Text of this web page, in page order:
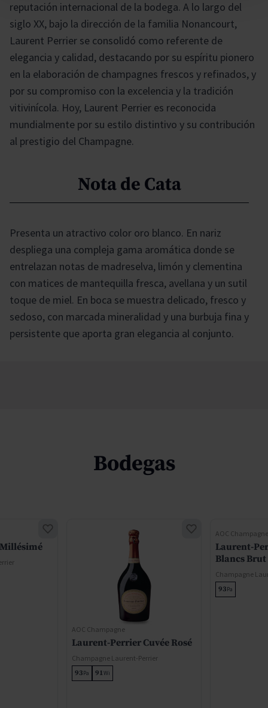
reputación internacional de la bodega. A lo largo del
siglo XX, bajo la dirección de la familia Nonancourt,
Laurent Perrier se consolidó como referente de
elegancia y calidad, destacando por su espíritu pionero
en la elaboración de champagnes frescos y refinados, y
por su compromiso con la excelencia y la tradición
vitivinícola. Hoy, Laurent Perrier es reconocida
mundialmente por su estilo distintivo y su contribución
al prestigio del Champagne.
Nota de Cata
Presenta un atractivo color oro blanco. En nariz
despliega una compleja gama aromática donde se
entrelazan notas de madreselva, limón y clementina
con matices de mantequilla fresca, avellana y un sutil
toque de miel. En boca se muestra delicado, fresco y
sedoso, con marcada mineralidad y una burbuja fina y
persistente que aporta gran elegancia al conjunto.
Bodegas
AOC Champagne
Laurent-Perrier Cuvée Rosé
Champagne Laurent-Perrier
93Pa 91Wi
AOC Champagne
Laurent-
Blancs
Champagne
93Pa